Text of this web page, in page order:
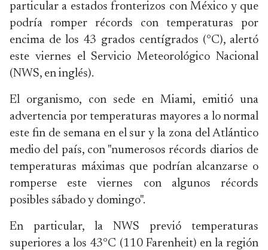
particular a estados fronterizos con México y que
podría romper récords con temperaturas por
encima de los 43 grados centígrados (°C), alertó
este viernes el Servicio Meteorológico Nacional
(NWS, en inglés).
El organismo, con sede en Miami, emitió una
advertencia por temperaturas mayores a lo normal
este fin de semana en el sur y la zona del Atlántico
medio del país, con "numerosos récords diarios de
temperaturas máximas que podrían alcanzarse o
romperse este viernes con algunos récords
posibles sábado y domingo".
En particular, la NWS previó temperaturas
superiores a los 43°C (110 Farenheit) en la región